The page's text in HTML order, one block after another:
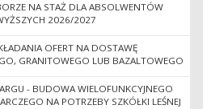
NA STAŻ DLA ABSOLWENTÓW
2026/2027
OFERT NA DOSTAWĘ
GRANITOWEGO LUB BAZALTOWEGO
- BUDOWA WIELOFUNKCYJNEGO
NA POTRZEBY SZKÓŁKI LEŚNEJ